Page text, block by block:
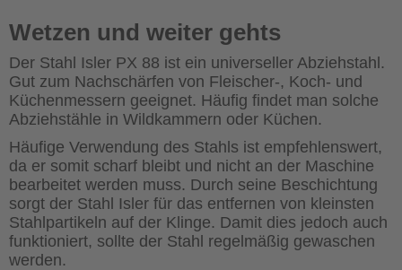
Wetzen und weiter gehts
Der Stahl Isler PX 88 ist ein universeller Abziehstahl.
Gut zum Nachschärfen von Fleischer-, Koch- und
Küchenmessern geeignet. Häufig findet man solche
Abziehstähle in Wildkammern oder Küchen.
Häufige Verwendung des Stahls ist empfehlenswert,
da er somit scharf bleibt und nicht an der Maschine
bearbeitet werden muss. Durch seine Beschichtung
sorgt der Stahl Isler für das entfernen von kleinsten
Stahlpartikeln auf der Klinge. Damit dies jedoch auch
funktioniert, sollte der Stahl regelmäßig gewaschen
werden.